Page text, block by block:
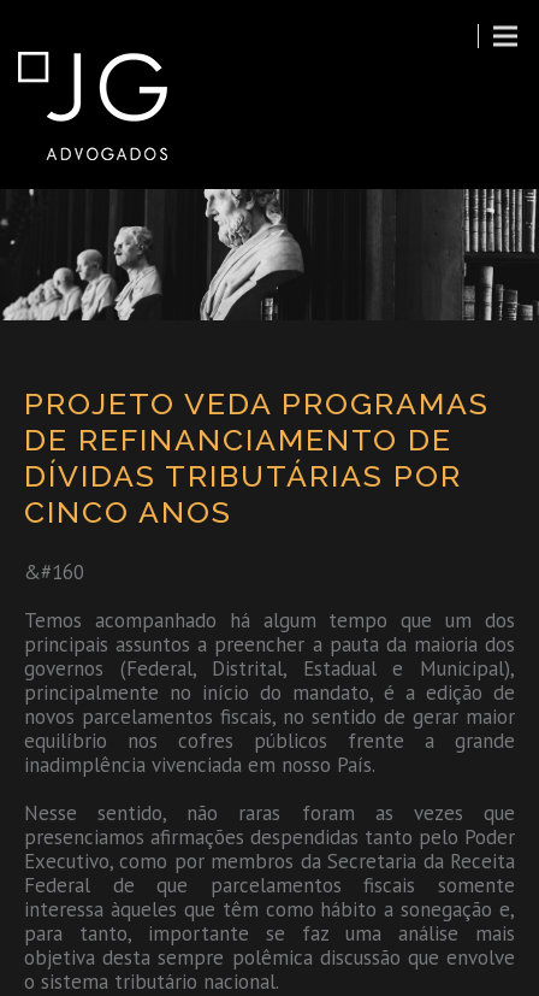
PROJETO VEDA PROGRAMAS
DE REFINANCIAMENTO DE
DÍVIDAS TRIBUTÁRIAS POR
CINCO ANOS
&#160
Temos acompanhado há algum tempo que um dos
principais assuntos a preencher a pauta da maioria dos
governos (Federal, Distrital, Estadual e Municipal),
principalmente no início do mandato, é a edição de
novos parcelamentos fiscais, no sentido de gerar maior
equilíbrio nos cofres públicos frente a grande
inadimplência vivenciada em nosso País.
Nesse sentido, não raras foram as vezes que
presenciamos afirmações despendidas tanto pelo Poder
Executivo, como por membros da Secretaria da Receita
Federal de que parcelamentos fiscais somente
interessa àqueles que têm como hábito a sonegação e,
para tanto, importante se faz uma análise mais
objetiva desta sempre polêmica discussão que envolve
o sistema tributário nacional.